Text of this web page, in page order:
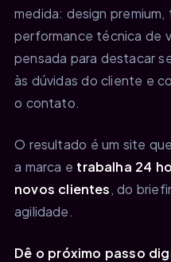
medida: design
performance técnica de
pensada para destacar
às dúvidas do cliente e
o contato.
O resultado é um site
a marca e trabalha 24
novos clientes, do
agilidade.
Dê o próximo passo